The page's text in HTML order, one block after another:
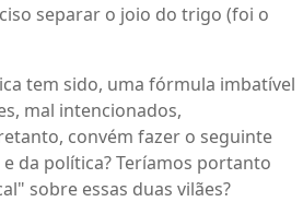
separar o joio do trigo (foi o
tem sido, uma fórmula imbatível
mal intencionados,
convém fazer o seguinte
da política? Teríamos portanto
sobre essas duas vilães?